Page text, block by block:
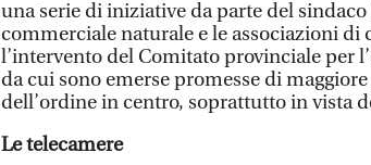
una serie di iniziative da parte del sindaco
commerciale naturale e le associazioni di
l’intervento del Comitato provinciale per
da cui sono emerse promesse di
dell’ordine in centro, soprattutto in vista
Le telecamere